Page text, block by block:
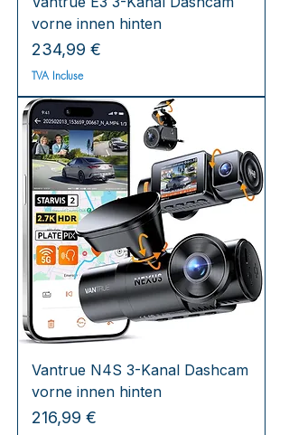
vorne innen hinten
Prix
234,99 €
TVA Incluse
Vantrue N4S 3-Kanal Dashcam
vorne innen hinten
Prix
216,99 €